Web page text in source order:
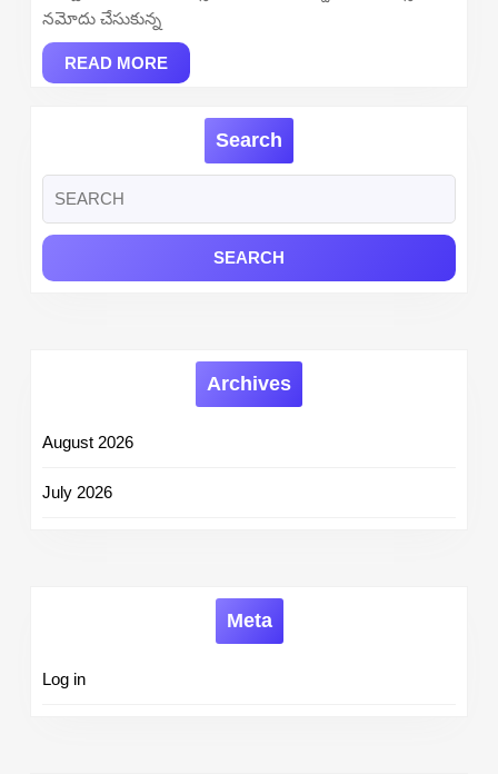
నమోదు చేసుకున్న
READ MOREREAD
MORE
Search
for:
Archives
August 2026
July 2026
Meta
Log in